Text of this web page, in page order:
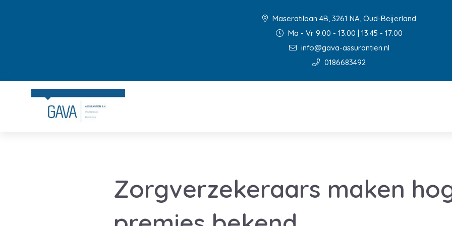
Maseratilaan 4B, 3261 NA, Oud-Beijerland
Ma - Vr 9:00 - 13:00 | 13:45 - 17:00
info@gava-assurantien.nl
0186683492
Zorgverzekeraars maken